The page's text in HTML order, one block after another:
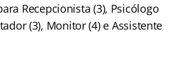
Recepcionista (3), Psicólogo
(3), Monitor (4) e Assistente